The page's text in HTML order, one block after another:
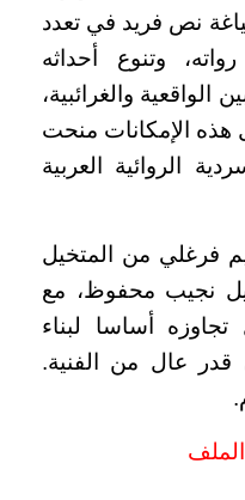
نص فريد في تعدد
وتنوع أحداثه
الواقعية والغرائبية،
هذه الإمكانات منحت
الروائية العربية
فرغلي من المتخيل
نجيب محفوظ، مع
تجاوزه أساسا لبناء
قدر عال من الفنية.